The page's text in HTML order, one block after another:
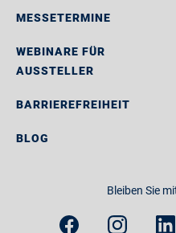
MESSETERMINE
WEBINARE FÜR
AUSSTELLER
BARRIEREFREIHEIT
BLOG
Bleiben Sie